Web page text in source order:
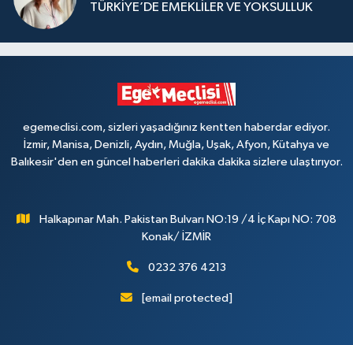
TÜRKİYE’DE EMEKLİLER VE YOKSULLUK
egemeclisi.com, sizleri yaşadığınız kentten haberdar ediyor.
İzmir, Manisa, Denizli, Aydın, Muğla, Uşak, Afyon, Kütahya ve
Balıkesir'den en güncel haberleri dakika dakika sizlere ulaştırıyor.
Halkapınar Mah. Pakistan Bulvarı NO:19 /4 İç Kapı NO: 708
Konak/ İZMİR
0232 376 4213
[email protected]